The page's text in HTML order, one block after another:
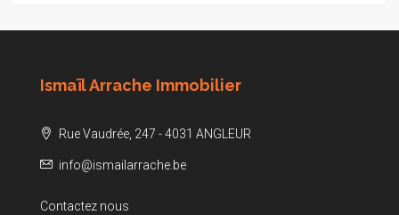
Ismaïl Arrache Immobilier
Rue Vaudrée, 247 - 4031 ANGLEUR
info@ismailarrache.be
Contactez nous